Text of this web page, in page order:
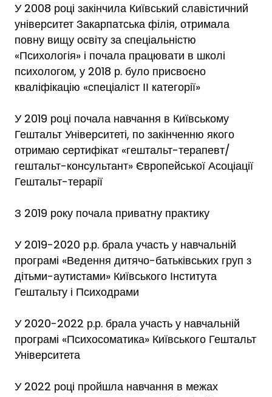
У 2008 році закінчила Київський славістичний
університет Закарпатська філія, отримала
повну вищу освіту за спеціальністю
«Психологія» і почала працювати в школі
психологом, у 2018 р. було присвоєно
кваліфікацію «спеціаліст ІІ категорії»
У 2019 році почала навчання в Київському
Гештальт Університеті, по закінченню якого
отримаю сертифікат «гештальт-терапевт/
гештальт-консультант» Європейської Асоціації
Гештальт-терарії
З 2019 року почала приватну практику
У 2019-2020 р.р. брала участь у навчальній
програмі «Ведення дитячо-батьківських груп з
дітьми-аутистами» Київського Інститута
Гештальту і Психодрами
У 2020-2022 р.р. брала участь у навчальній
програмі «Психосоматика» Київського Гештальт
Університета
У 2022 році пройшла навчання в межах